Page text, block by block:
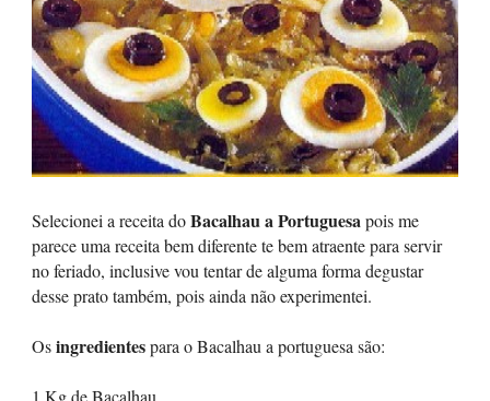
Selecionei a receita doBacalhau a Portuguesapois me
parece uma receita bem diferente te bem atraente para servir
no feriado, inclusive vou tentar de alguma forma degustar
desse prato também, pois ainda não experimentei.
Osingredientespara o Bacalhau a portuguesa são:
1 Kg de Bacalhau